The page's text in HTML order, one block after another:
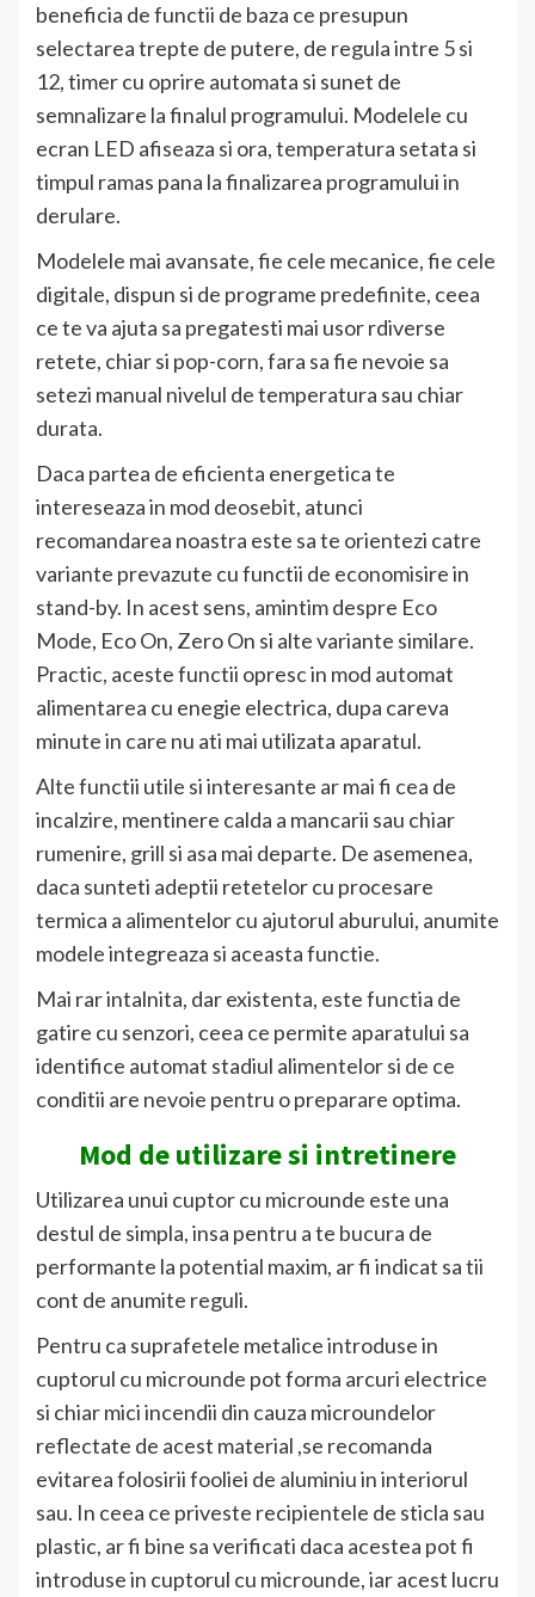
beneficia de functii de baza ce presupun
selectarea trepte de putere, de regula intre 5 si
12, timer cu oprire automata si sunet de
semnalizare la finalul programului. Modelele cu
ecran LED afiseaza si ora, temperatura setata si
timpul ramas pana la finalizarea programului in
derulare.
Modelele mai avansate, fie cele mecanice, fie cele
digitale, dispun si de programe predefinite, ceea
ce te va ajuta sa pregatesti mai usor rdiverse
retete, chiar si pop-corn, fara sa fie nevoie sa
setezi manual nivelul de temperatura sau chiar
durata.
Daca partea de eficienta energetica te
intereseaza in mod deosebit, atunci
recomandarea noastra este sa te orientezi catre
variante prevazute cu functii de economisire in
stand-by. In acest sens, amintim despre Eco
Mode, Eco On, Zero On si alte variante similare.
Practic, aceste functii opresc in mod automat
alimentarea cu enegie electrica, dupa careva
minute in care nu ati mai utilizata aparatul.
Alte functii utile si interesante ar mai fi cea de
incalzire, mentinere calda a mancarii sau chiar
rumenire, grill si asa mai departe. De asemenea,
daca sunteti adeptii retetelor cu procesare
termica a alimentelor cu ajutorul aburului, anumite
modele integreaza si aceasta functie.
Mai rar intalnita, dar existenta, este functia de
gatire cu senzori, ceea ce permite aparatului sa
identifice automat stadiul alimentelor si de ce
conditii are nevoie pentru o preparare optima.
Mod de utilizare si intretinere
Utilizarea unui cuptor cu microunde este una
destul de simpla, insa pentru a te bucura de
performante la potential maxim, ar fi indicat sa tii
cont de anumite reguli.
Pentru ca suprafetele metalice introduse in
cuptorul cu microunde pot forma arcuri electrice
si chiar mici incendii din cauza microundelor
reflectate de acest material ,se recomanda
evitarea folosirii fooliei de aluminiu in interiorul
sau. In ceea ce priveste recipientele de sticla sau
plastic, ar fi bine sa verificati daca acestea pot fi
introduse in cuptorul cu microunde, iar acest lucru